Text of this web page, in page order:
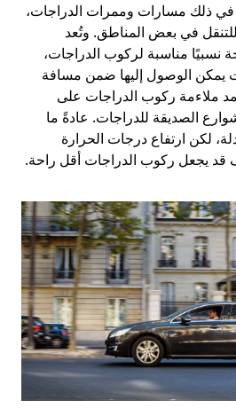
في ذلك مسارات وممرات الدراجات،
في بعض المناطق. وتُعد
نسبيًا مناسبة لركوب الدراجات،
يمكن الوصول إليها ضمن مسافة
ملاءمة ركوب الدراجات على
الصديقة للدراجات. عادةً ما
لكن ارتفاع درجات الحرارة
قد يجعل ركوب الدراجات أقل راحة.